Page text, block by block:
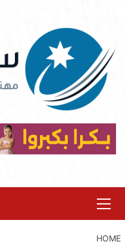
content
Menu
HOME